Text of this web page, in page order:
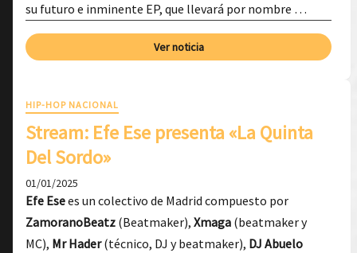
su futuro e inminente EP, que llevará por nombre …
Ver noticia
HIP-HOP NACIONAL
Stream: Efe Ese presenta «La Quinta
Del Sordo»
01/01/2025
Efe Esees un colectivo de Madrid compuesto por
ZamoranoBeatz (Beatmaker), Xmaga (beatmaker y
MC), Mr Hader(técnico, DJ y beatmaker), DJ Abuelo